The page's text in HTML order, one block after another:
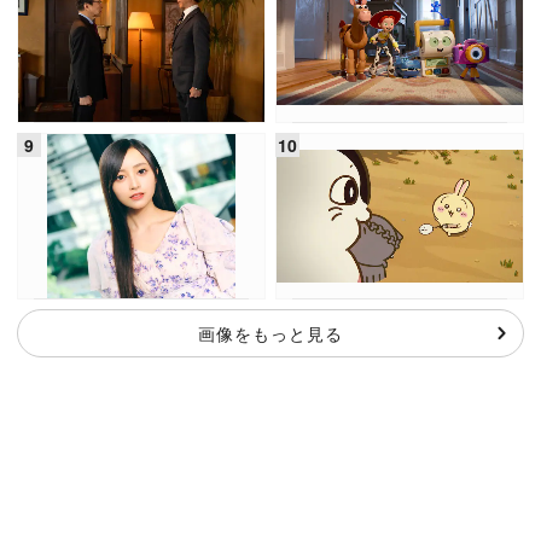
画像をもっと見る